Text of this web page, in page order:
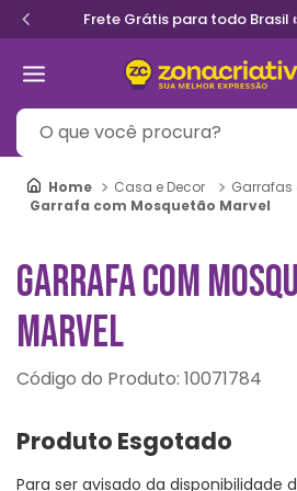
Frete Grátis para todo Brasil
O que você procura?
Casa e Decor
Garrafas
Garrafa com Mosquetão Marvel
GARRAFA COM
MARVEL
: 10071784